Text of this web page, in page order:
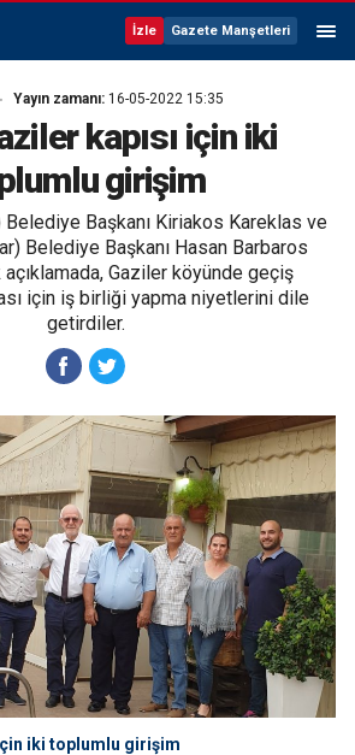
İzle Gazete Manşetleri
Yayın zamanı: 16-05-2022 15:35
kapısı için iki
girişim
Belediye Başkanı Kiriakos Kareklas ve
Belediye Başkanı Hasan Barbaros
açıklamada, Gaziler köyünde geçiş
için iş birliği yapma niyetlerini dile
getirdiler.
iki toplumlu girişim